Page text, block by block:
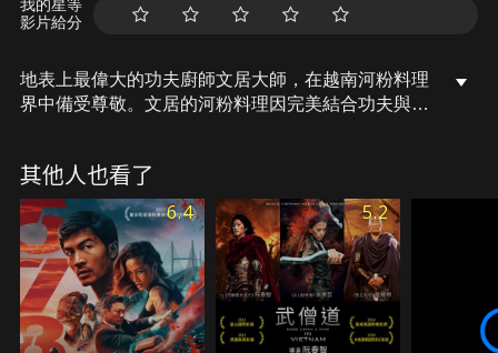
我的星等
影片給分
地表上最偉大的功夫廚師文居大師，在越南河粉料理
界中備受尊敬。文居的河粉料理因完美結合功夫與美
寇，為了得到秘方和范妮的愛，展開了一場緊張刺激
的戰鬥。25年後，這場傳奇之戰在寇家的仲和巫家的
周妮之間再次上演。這場戰爭不僅建立在上一代錯綜
複雜的關係之上，還有來自外部試圖奪取秘方的勢
力。這個秘方真的值得一切犧牲嗎？
其他人也看了
6.4 5.2